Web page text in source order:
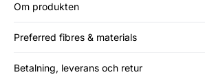
Om produkten
Preferred fibres & materials
Betalning, leverans och retur